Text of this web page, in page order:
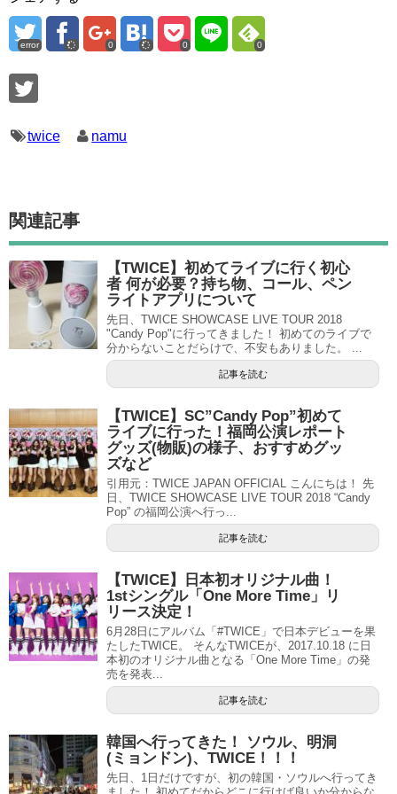
error 0 0 0
twice namu
関連記事
【TWICE】初めてライブに行く初心
者 何が必要？持ち物、コール、ペン
ライトアプリについて
先日、TWICE SHOWCASE LIVE TOUR 2018
"Candy Pop"に行ってきました！ 初めてのライブで
分からないことだらけで、不安もありました。 ...
記事を読む
【TWICE】SC”Candy Pop”初めて
ライブに行った！福岡公演レポート
グッズ(物販)の様子、おすすめグッ
ズなど
引用元：TWICE JAPAN OFFICIAL こんにちは！ 先
日、TWICE SHOWCASE LIVE TOUR 2018 “Candy
Pop” の福岡公演へ行っ...
記事を読む
【TWICE】日本初オリジナル曲！
1stシングル「One More Time」リ
リース決定！
6月28日にアルバム「#TWICE」で日本デビューを果
たしたTWICE。 そんなTWICEが、2017.10.18 に日
本初のオリジナル曲となる「One More Time」の発
売を発表...
記事を読む
韓国へ行ってきた！ ソウル、明洞
(ミョンドン)、TWICE！！！
先日、1日だけですが、初の韓国・ソウルへ行ってき